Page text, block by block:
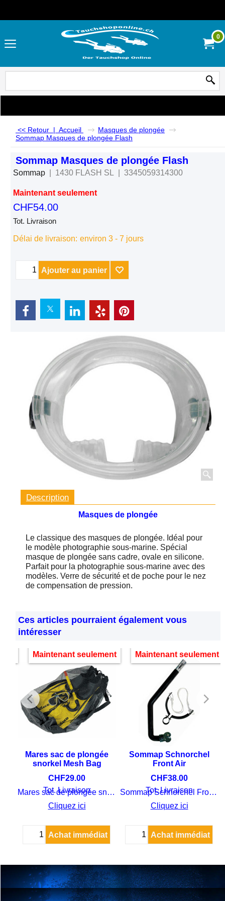
0
<< Retour | Accueil
Masques de plongée
Sommap Masques de plongée Flash
Sommap Masques de plongée Flash
Sommap 1430 FLASH SL 3345059314300
Maintenant seulement
CHF54.00
Tot. Livraison
Délai de livraison: environ 3 - 7 jours
Ajouter au panier
Description
Masques de plongée
Le classique des masques de plongée. Idéal pour
le modèle photographie sous-marine. Spécial
masque de plongée sans cadre, ovale en silicone.
Parfait pour la photographie sous-marine avec des
modèles. Verre de sécurité et de poche pour le nez
de compensation de pression.
Ces articles pourraient également vous
intéresser
Maintenant seulement
Mares sac de plongée
snorkel Mesh Bag
CHF29.00
Tot. Livraison
Mares sac de plongée snorkel Mesh Bag
Cliquez ici
Achat immédiat
Maintenant seulement
Sommap Schnorchel
Front Air
CHF38.00
Tot. Livraison
Sommap Schnorchel Front Air Erwachsene
Cliquez ici
Achat immédiat